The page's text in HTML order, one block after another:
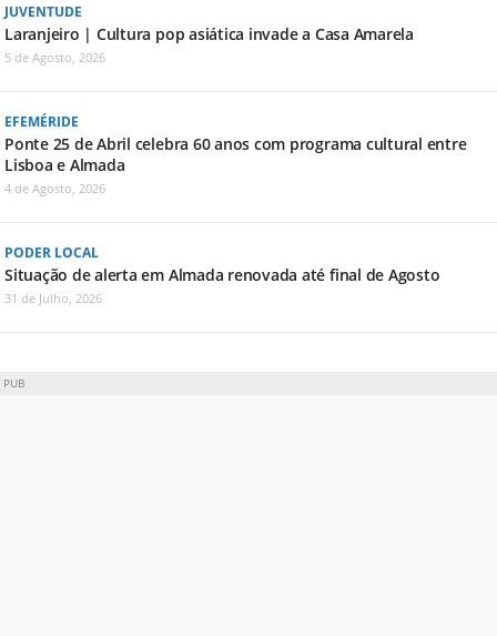
JUVENTUDE
Laranjeiro | Cultura pop asiática invade a Casa Amarela
5 de Agosto, 2026
EFEMÉRIDE
Ponte 25 de Abril celebra 60 anos com programa cultural entre
Lisboa e Almada
4 de Agosto, 2026
PODER LOCAL
Situação de alerta em Almada renovada até final de Agosto
31 de Julho, 2026
PUB